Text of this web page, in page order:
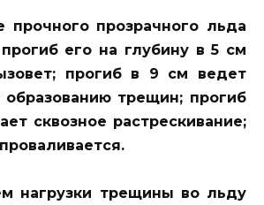
прочного прозрачного льда
его на глубину в 5 см
прогиб в 9 см ведет
трещин; прогиб
сквозное растрескивание;
нагрузки трещины во льду